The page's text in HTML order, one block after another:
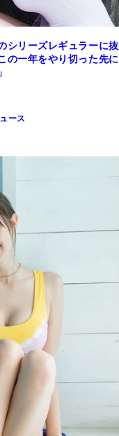
シリーズレギュラーに抜
の一年をやり切った先に
ース